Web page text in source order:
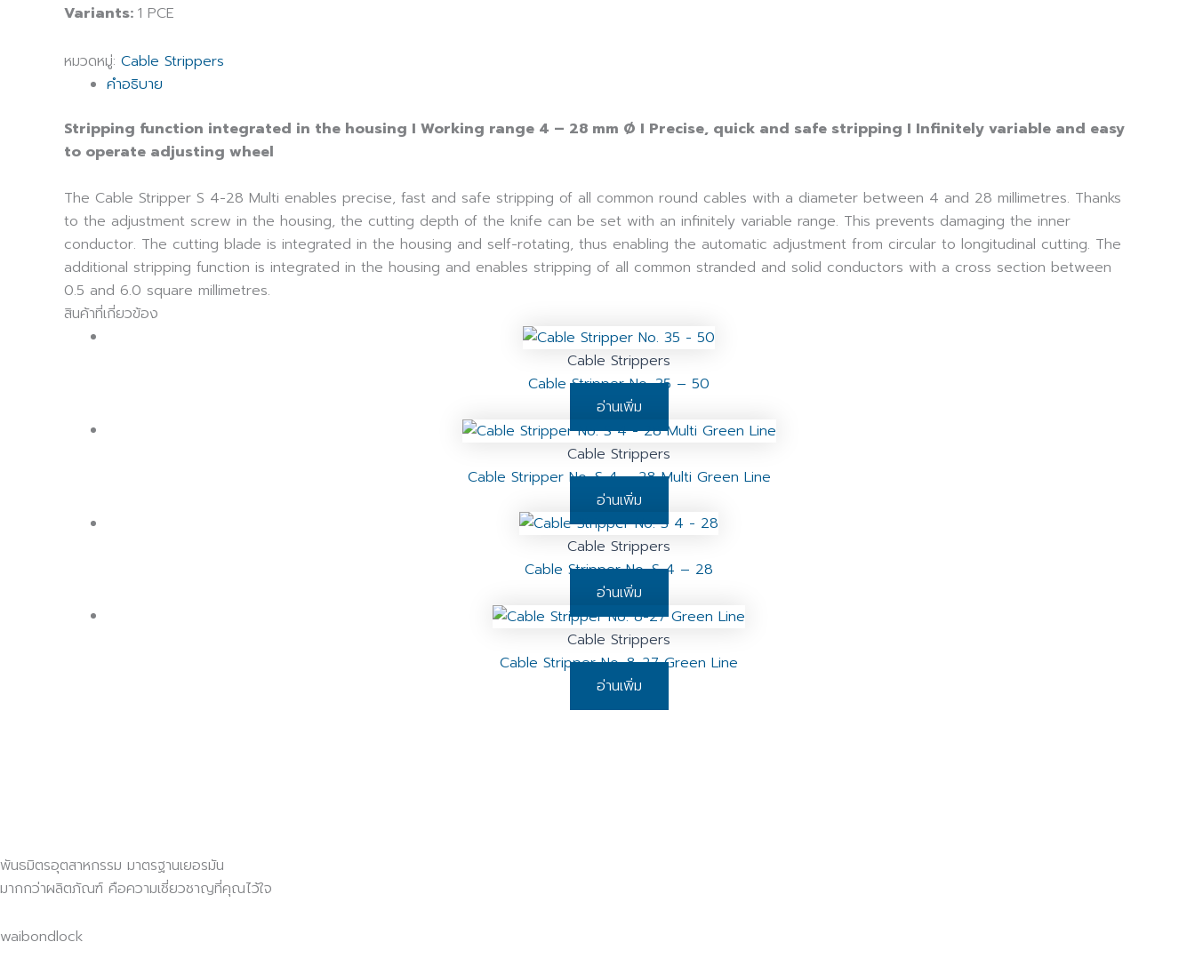
Variants: 1 PCE
หมวดหมู่: Cable Strippers
คำอธิบาย
Stripping function integrated in the housing I Working range 4 – 28 mm Ø I Precise, quick and safe stripping I Infinitely variable and easy
to operate adjusting wheel
The Cable Stripper S 4-28 Multi enables precise, fast and safe stripping of all common round cables with a diameter between 4 and 28 millimetres. Thanks
to the adjustment screw in the housing, the cutting depth of the knife can be set with an infinitely variable range. This prevents damaging the inner
conductor. The cutting blade is integrated in the housing and self-rotating, thus enabling the automatic adjustment from circular to longitudinal cutting. The
additional stripping function is integrated in the housing and enables stripping of all common stranded and solid conductors with a cross section between
0.5 and 6.0 square millimetres.
สินค้าที่เกี่ยวข้อง
Cable Strippers
Cable Stripper No. 35 – 50
อ่านเพิ่ม
Cable Strippers
Cable Stripper No. S 4 – 28 Multi Green Line
อ่านเพิ่ม
Cable Strippers
Cable Stripper No. S 4 – 28
อ่านเพิ่ม
Cable Strippers
Cable Stripper No. 8-27 Green Line
อ่านเพิ่ม
พันธมิตรอุตสาหกรรม มาตรฐานเยอรมัน
มากกว่าผลิตภัณฑ์ คือความเชี่ยวชาญที่คุณไว้ใจ
waibondlock